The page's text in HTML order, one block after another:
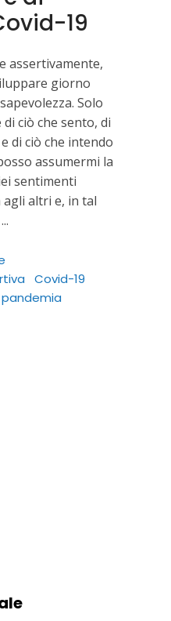
19
assertivamente,
giorno
Solo
ciò che sento, di
di ciò che intendo
assumermi la
sentimenti
agli altri e, in tal
Covid-19
pandemia